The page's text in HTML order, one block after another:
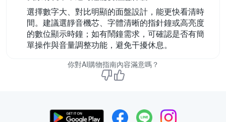
選擇數字大、對比明顯的面盤設計，能更快看清時
間。建議選靜音機芯、字體清晰的指針鐘或高亮度
的數位顯示時鐘；如有鬧鐘需求，可確認是否有簡
單操作與音量調整功能，避免干擾休息。
你對AI購物指南內容滿意嗎？